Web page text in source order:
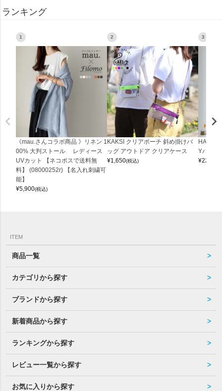
ランキング
1
《mau.さんコラボ商品 》リネン 1
00% 大判ストール レディース
UVカット 【ネコポスで送料無
料】 (08000252r) 【名入れ刺繍可
能】
¥5,900(税込)
2
KAKSI クリアポーチ 斜め掛けバ
ッグ アウトドア クリアケース
¥1,650(税込)
3
Yバッグ
¥22,000
ITEM
商品一覧
カテゴリから探す
ブランドから探す
新着商品から探す
ランキングから探す
レビュー一覧から探す
お気に入りから探す